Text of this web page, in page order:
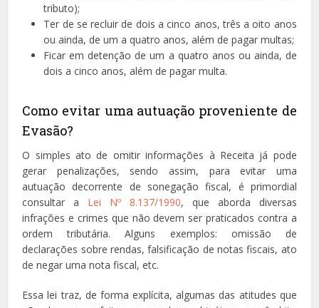
tributo);
Ter de se recluir de dois a cinco anos, três a oito anos
ou ainda, de um a quatro anos, além de pagar multas;
Ficar em detenção de um a quatro anos ou ainda, de
dois a cinco anos, além de pagar multa.
Como evitar uma autuação proveniente de
Evasão?
O simples ato de omitir informações à Receita já pode
gerar penalizações, sendo assim, para evitar uma
autuação decorrente de sonegação fiscal, é primordial
consultar a Lei Nº 8.137/1990, que aborda diversas
infrações e crimes que não devem ser praticados contra a
ordem tributária. Alguns exemplos: omissão de
declarações sobre rendas, falsificação de notas fiscais, ato
de negar uma nota fiscal, etc.
Essa lei traz, de forma explícita, algumas das atitudes que